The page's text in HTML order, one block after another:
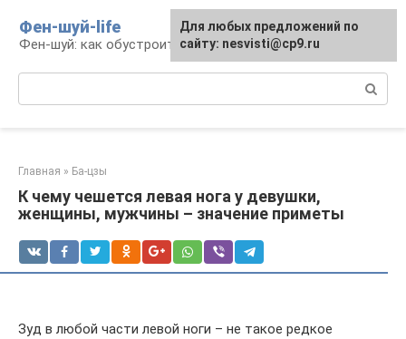
контенту
Фен-шуй-life
Фен-шуй: как обустроить свою жизнь
Главная » Ба-цзы
К чему чешется левая нога у девушки,
женщины, мужчины – значение приметы
Зуд в любой части левой ноги – не такое редкое
Для любых предложений по
сайту: nesvisti@cp9.ru